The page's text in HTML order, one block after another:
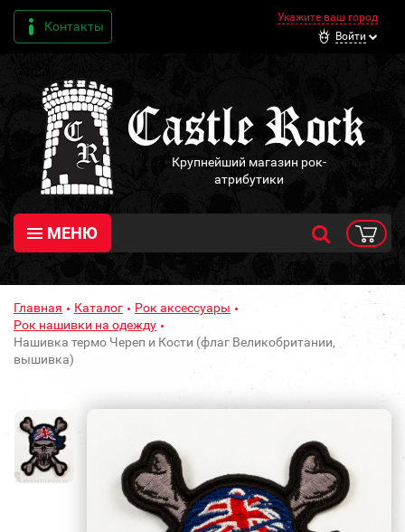
Контакты
Укажите ваш город
Войти
Крупнейший магазин рок-
атрибутики
МЕНЮ
Главная Каталог
Рок аксессуары
Рок нашивки на одежду
Нашивка термо Череп и Кости (флаг Великобритании,
вышивка)